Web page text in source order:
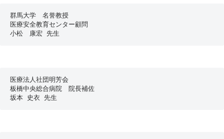
群馬大学　名誉教授
医療安全教育センター顧問
小松　康宏 先生
医療法人社団明芳会
板橋中央総合病院　院長補佐
坂本 史衣 先生